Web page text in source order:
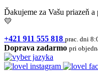
Ďakujeme za Vašu priazeň
💛
+421 911 555 818 prac. dni
Doprava zadarmo pri